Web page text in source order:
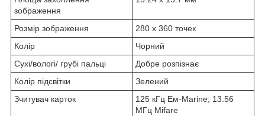
зображення
Розмір зображення
280 х 360 точек
Колір
Чорний
Сухі/вологі/ грубі пальці
Добре розпізнає
Колір підсвітки
Зелений
Зчитувач карток
125 кГц Ем-Marine; 13.56
МГц Mifare